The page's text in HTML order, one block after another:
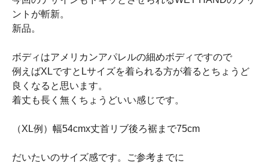
ントが斬新。
新品。
ボディはアメリカンアパレルの細めボディですので
例えばXLですとLサイズを着られる方が着るとちょうど
良くなると思います。
着丈も長く無くちょうどいい感じです。
（XL例）幅54cmx丈首リブ後ろ裾まで75cm
だいたいのサイズ感です。ご参考までに